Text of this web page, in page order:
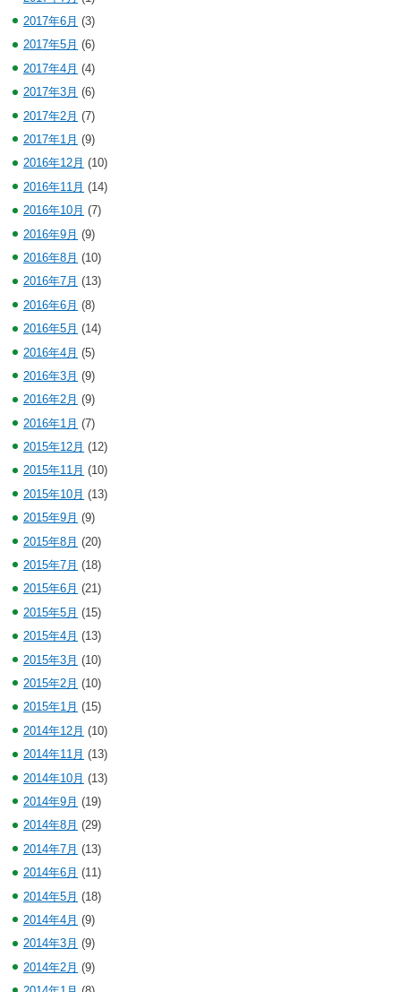
2017年6月 (3)
2017年5月 (6)
2017年4月 (4)
2017年3月 (6)
2017年2月 (7)
2017年1月 (9)
2016年12月 (10)
2016年11月 (14)
2016年10月 (7)
2016年9月 (9)
2016年8月 (10)
2016年7月 (13)
2016年6月 (8)
2016年5月 (14)
2016年4月 (5)
2016年3月 (9)
2016年2月 (9)
2016年1月 (7)
2015年12月 (12)
2015年11月 (10)
2015年10月 (13)
2015年9月 (9)
2015年8月 (20)
2015年7月 (18)
2015年6月 (21)
2015年5月 (15)
2015年4月 (13)
2015年3月 (10)
2015年2月 (10)
2015年1月 (15)
2014年12月 (10)
2014年11月 (13)
2014年10月 (13)
2014年9月 (19)
2014年8月 (29)
2014年7月 (13)
2014年6月 (11)
2014年5月 (18)
2014年4月 (9)
2014年3月 (9)
2014年2月 (9)